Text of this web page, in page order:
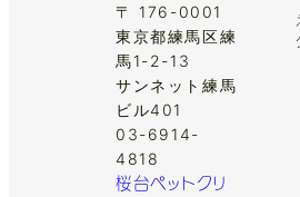
〒 176-0001
東京都練馬区練
馬1-2-13
サンネット練馬
ビル401
03-6914-
4818
桜台ペットクリ